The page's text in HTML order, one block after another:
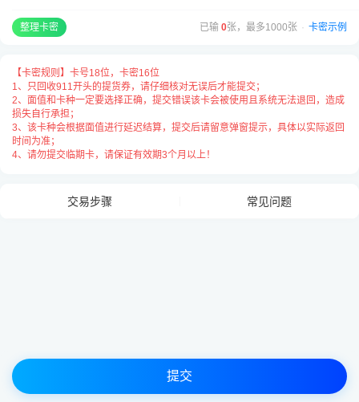
整理卡密 已输 0张，最多1000张 · 卡密示例
【卡密规则】卡号18位，卡密16位
1、只回收911开头的提货券，请仔细核对无误后才能提交；
2、面值和卡种一定要选择正确，提交错误该卡会被使用且系统无法退回，造成
损失自行承担；
3、该卡种会根据面值进行延迟结算，提交后请留意弹窗提示，具体以实际返回
时间为准；
4、请勿提交临期卡，请保证有效期3个月以上！
交易步骤 常见问题
提交
卡号与卡密之间请用
每张卡占用一行用“换行”隔开，例：
【卡密规则】卡号18位，卡密16位